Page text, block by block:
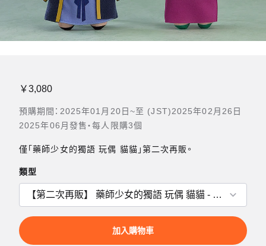
￥3,080
預購期間：2025年01月20日~至 (JST)2025年02月26日
2025年06月發售・每人限購3個
僅「藥師少女的獨語 玩偶 貓貓」第二次再販。
類型
加入購物車